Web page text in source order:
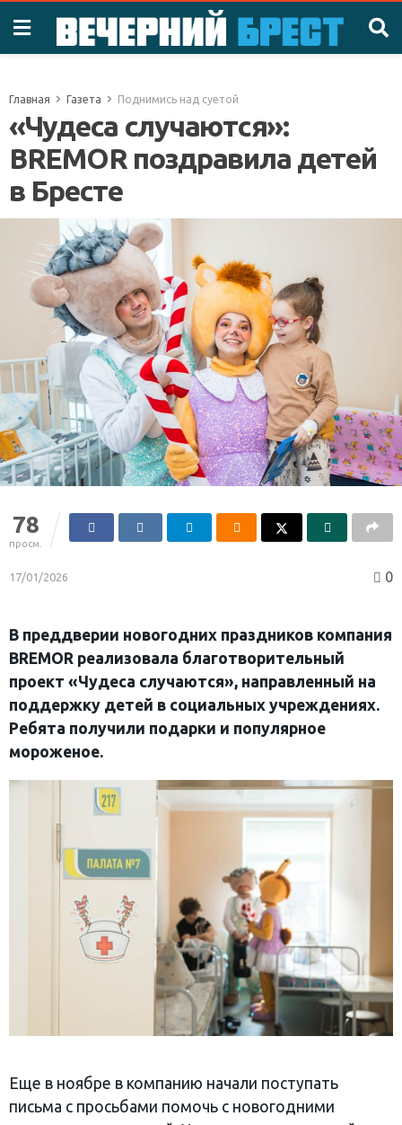
Главная Газета Поднимись над суетой
«Чудеса случаются»:
BREMOR поздравила детей
в Бресте
78
просм.
17/01/2026 0
В преддверии новогодних праздников компания
BREMOR реализовала благотворительный
проект «Чудеса случаются», направленный на
поддержку детей в социальных учреждениях.
Ребята получили подарки и популярное
мороженое.
Еще в ноябре в компанию начали поступать
письма с просьбами помочь с новогодними